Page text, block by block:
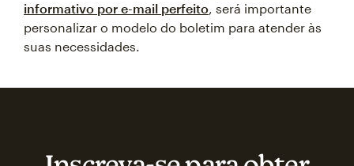
informativo por e-mail perfeito, será importante
personalizar o modelo do boletim para atender às
suas necessidades.